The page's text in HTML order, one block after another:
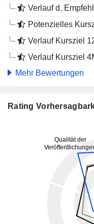
Verlauf d.
Potenzielles
Verlauf Kursziel
Verlauf Kursziel
Mehr Bewertungen
Rating